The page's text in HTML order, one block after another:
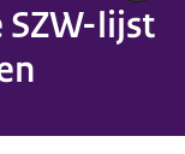
SZW-lijst